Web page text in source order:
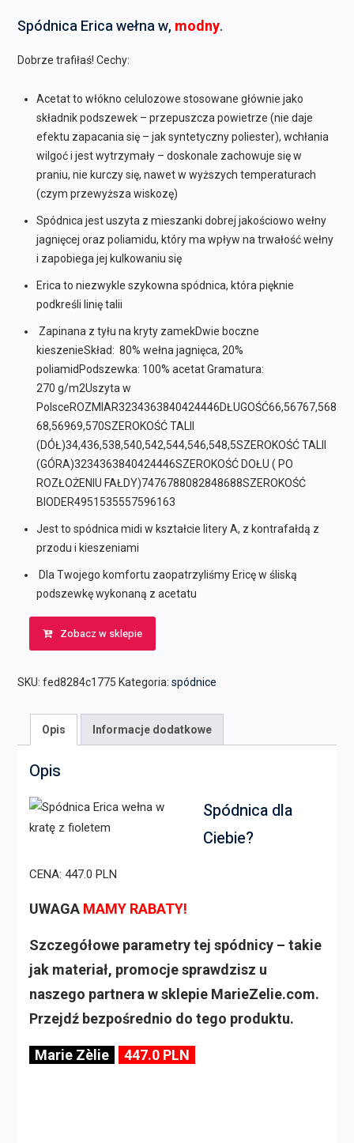
wynosiła:
447,00 zł.
wynosi:
Spódnica Erica wełna w, modny.
Dobrze trafiłaś! Cechy:
Acetat to włókno celulozowe stosowane głównie jako
składnik podszewek – przepuszcza powietrze (nie daje
efektu zapacania się – jak syntetyczny poliester), wchłania
wilgoć i jest wytrzymały – doskonale zachowuje się w
praniu, nie kurczy się, nawet w wyższych temperaturach
(czym przewyższa wiskozę)
Spódnica jest uszyta z mieszanki dobrej jakościowo wełny
jagnięcej oraz poliamidu, który ma wpływ na trwałość wełny
i zapobiega jej kulkowaniu się
Erica to niezwykle szykowna spódnica, która pięknie
podkreśli linię talii
Zapinana z tyłu na kryty zamekDwie boczne
kieszenieSkład: 80% wełna jagnięca, 20%
poliamidPodszewka: 100% acetat Gramatura:
270 g/m2Uszyta w
PolsceROZMIAR3234363840424446DŁUGOŚĆ66,56767,568
68,56969,570SZEROKOŚĆ TALII
(DÓŁ)34,436,538,540,542,544,546,548,5SZEROKOŚĆ TALII
(GÓRA)3234363840424446SZEROKOŚĆ DOŁU ( PO
ROZŁOŻENIU FAŁDY)7476788082848688SZEROKOŚĆ
BIODER4951535557596163
Jest to spódnica midi w kształcie litery A, z kontrafałdą z
przodu i kieszeniami
Dla Twojego komfortu zaopatrzyliśmy Ericę w śliską
podszewkę wykonaną z acetatu
Zobacz w sklepie
SKU: fed8284c1775 Kategoria: spódnice
Opis Informacje dodatkowe
Opis
Spódnica dla
Ciebie?
CENA: 447.0 PLN
UWAGA MAMY RABATY!
Szczegółowe parametry tej spódnicy – takie
jak materiał, promocje sprawdzisz u
naszego partnera w sklepie MarieZelie.com.
Przejdź bezpośrednio do tego produktu.
Marie Zèlie 447.0 PLN